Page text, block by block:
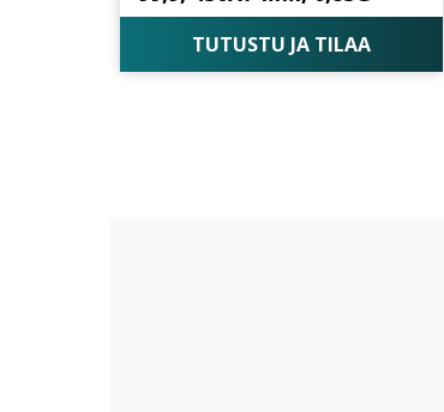
TUTUSTU JA TILAA